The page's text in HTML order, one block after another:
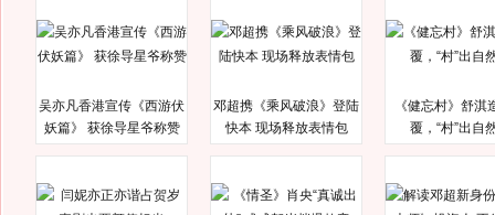
吴亦凡香港宣传《西游伏
妖篇》 获徐导星爷称赞
邓超携《乘风破浪》登陆
快本 现场释放表情包
《健忘村》舒淇
覆，“村”出自